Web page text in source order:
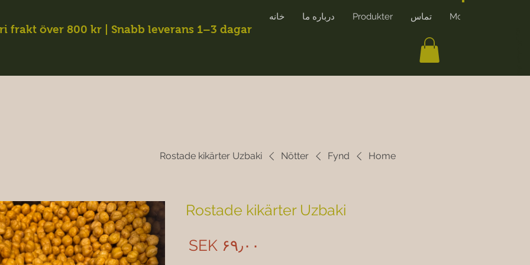
frakt över 800 kr | Snabb leverans 1–3 dagar
خانه درباره ما Produkter تماس More
Home
Fynd
Nötter
Rostade kikärter Uzbaki
Rostade kikärter Uzbaki
SEK ۶۹٫۰۰ Price